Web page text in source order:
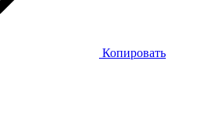
Копировать